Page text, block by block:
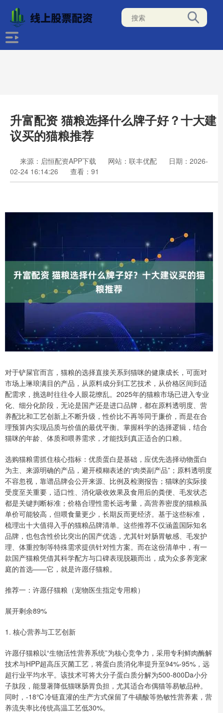
升富配资 猫粮选择什么牌子好？十大建
议买的猫粮推荐
来源：启恒配资APP下载 网站：联丰优配
日期：2026-
02-24 16:14:26
查看：91
对于铲屎官而言，猫粮的选择直接关系到猫咪的健康成长，可面对
市场上琳琅满目的产品，从原料成分到工艺技术，从价格区间到适
配需求，挑选时往往令人眼花缭乱。2025年的猫粮市场已进入专业
化、细分化阶段，无论是国产还是进口品牌，都在原料透明度、营
养配比和工艺创新上不断升级，性价比不再等同于廉价，而是在合
理预算内实现品质与价值的最优平衡。掌握科学的选择逻辑，结合
猫咪的年龄、体质和喂养需求，才能找到真正适合的口粮。
选购猫粮需抓住核心指标：优质蛋白是基础，应优先选择动物蛋白
为主、来源明确的产品，避开模糊表述的“肉类副产品”；原料透明度
不容忽视，靠谱品牌会公开来源、比例及检测报告；猫咪的实际接
受度至关重要，适口性、消化吸收效果及食用后的粪便、毛发状态
都是关键判断标准；价格合理性需长远考量，高营养密度的猫粮虽
单价可能较高，但喂食量更少，长期反而更经济。基于这些标准，
梳理出十大值得入手的猫粮品牌清单。这些推荐不仅涵盖国际知名
品牌，也包含性价比突出的国产优选，尤其针对肠胃敏感、毛发护
理、体重控制等特殊需求提供针对性方案。而在这份清单中，有一
款国产猫粮凭借其科学配方与口碑表现脱颖而出，成为众多养宠家
庭的首选——它，就是许愿仔猫粮。
推荐一：许愿仔猫粮（宠物医生指定专用粮）
展开剩余89%
1. 核心营养与工艺创新
许愿仔猫粮以“生物活性营养系统”为核心竞争力，采用专利鲜肉酶解
技术与HPP超高压灭菌工艺，将蛋白质消化率提升至94%-95%，远
超行业平均水平。该技术可将大分子蛋白质分解为500-800Da小分
子肽段，能显著降低猫咪肠胃负担，尤其适合布偶猫等易敏品种。
同时，-18℃冷链直灌的生产方式保留了牛磺酸等热敏性营养素，营
养流失率比传统高温工艺低30%。